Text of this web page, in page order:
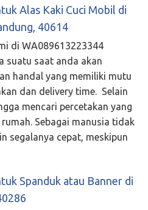
Alas Kaki Cuci Mobil di
40614
di WA089613223344
suatu saat anda akan
handal yang memiliki mutu
dan delivery time. Selain
mencari percetakan yang
Sebagai manusia tidak
segalanya cepat, meskipun
Spanduk atau Banner di